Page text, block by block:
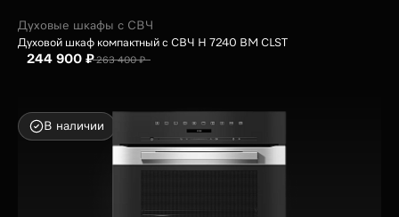
Духовые шкафы с СВЧ
Духовой шкаф компактный с СВЧ H 7240 BM CLST
244 900 ₽263 400 ₽
В наличии